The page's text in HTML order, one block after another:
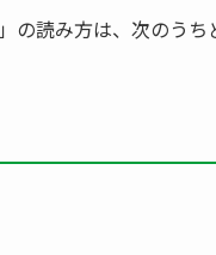
の読み方は、次のうち